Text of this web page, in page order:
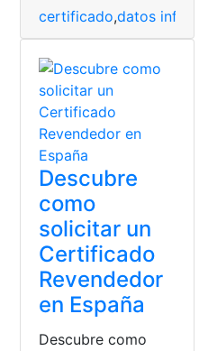
certificado,datos
Descubre
como
solicitar un
Certificado
Revendedor
en España
Descubre como